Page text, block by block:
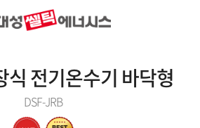
식 전기온수기 바닥형
DSF-JRB